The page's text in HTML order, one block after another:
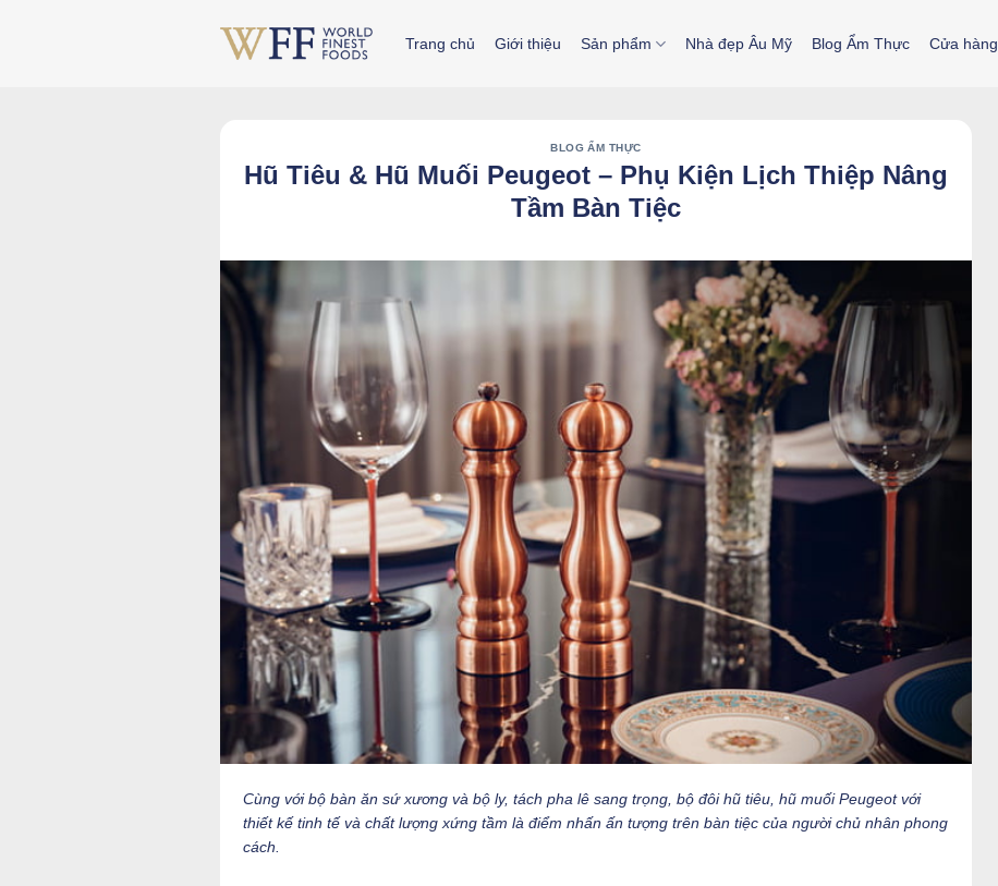
Trang chủ Giới thiệu Sản phẩm Nhà đẹp Âu Mỹ Blog Ẩm Thực Cửa hàng
BLOG ẨM THỰC
Hũ Tiêu & Hũ Muối Peugeot – Phụ Kiện Lịch Thiệp Nâng
Tầm Bàn Tiệc
Cùng với bộ bàn ăn sứ xương và bộ ly, tách pha lê sang trọng, bộ đôi hũ tiêu, hũ muối Peugeot với
thiết kế tinh tế và chất lượng xứng tầm là điểm nhấn ấn tượng trên bàn tiệc của người chủ nhân phong
cách.